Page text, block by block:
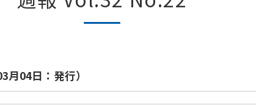
月04日：発行）